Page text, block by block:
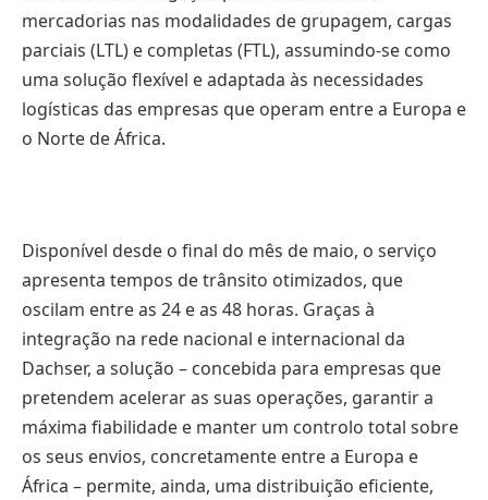
mercadorias nas modalidades de grupagem, cargas
parciais (LTL) e completas (FTL), assumindo-se como
uma solução flexível e adaptada às necessidades
logísticas das empresas que operam entre a Europa e
o Norte de África.
Disponível desde o final do mês de maio, o serviço
apresenta tempos de trânsito otimizados, que
oscilam entre as 24 e as 48 horas. Graças à
integração na rede nacional e internacional da
Dachser, a solução – concebida para empresas que
pretendem acelerar as suas operações, garantir a
máxima fiabilidade e manter um controlo total sobre
os seus envios, concretamente entre a Europa e
África – permite, ainda, uma distribuição eficiente,